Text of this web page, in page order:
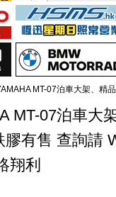
MT-07泊車大架、精
MT-07泊車大
有售 查詢請
翔利